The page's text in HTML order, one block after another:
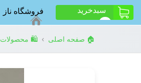
سبد‌خرید فروشگاه ناز
🏠 صفحه اصلی › 🛍️ محصولات